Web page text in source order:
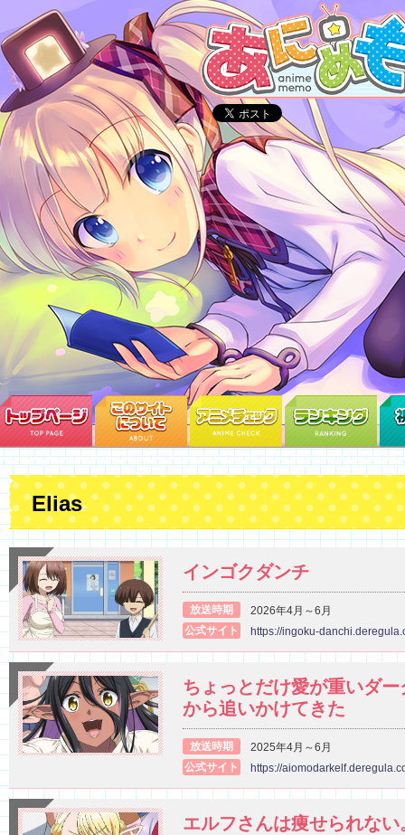
Elias
インゴクダンチ
放送時期
2026年4月～6月
公式サイト
https://ingoku-
ちょっとだけ愛が重いダ
から追いかけてきた
放送時期
2025年4月～6月
公式サイト
https://
エルフさんは痩せられない